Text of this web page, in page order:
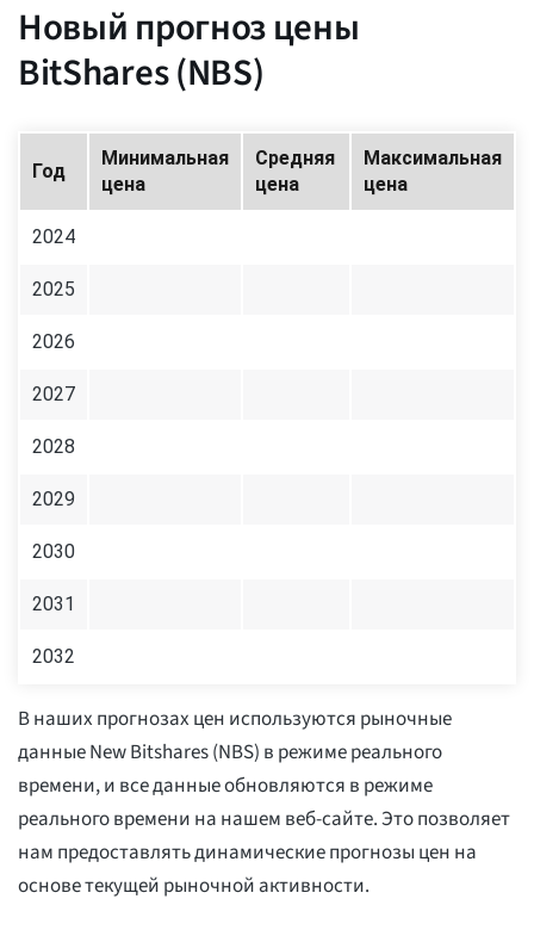
Новый прогноз цены
BitShares (NBS)
Год
Минимальная
цена
Средняя
цена
Максимальная
цена
2024
2025
2026
2027
2028
2029
2030
2031
2032
В наших прогнозах цен используются рыночные
данные New Bitshares (NBS) в режиме реального
времени, и все данные обновляются в режиме
реального времени на нашем веб-сайте. Это позволяет
нам предоставлять динамические прогнозы цен на
основе текущей рыночной активности.